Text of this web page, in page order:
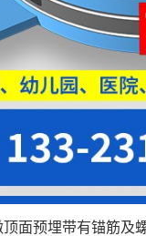
面预埋带有锚筋及